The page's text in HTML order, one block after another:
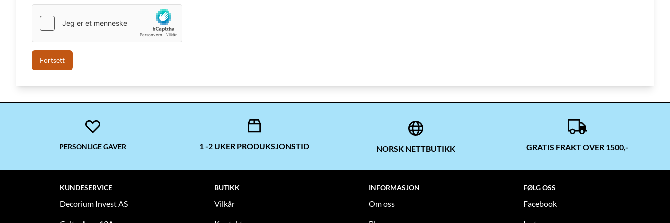
PERSONLIGE GAVER 1 -2 UKER PRODUKSJONSTID NORSK NETTBUTIKK GRATIS FRAKT OVER 1500,-
KUNDESERVICE
Decorium Invest AS
BUTIKK
Vilkår
INFORMASJON
Om oss
FØLG OSS
Facebook